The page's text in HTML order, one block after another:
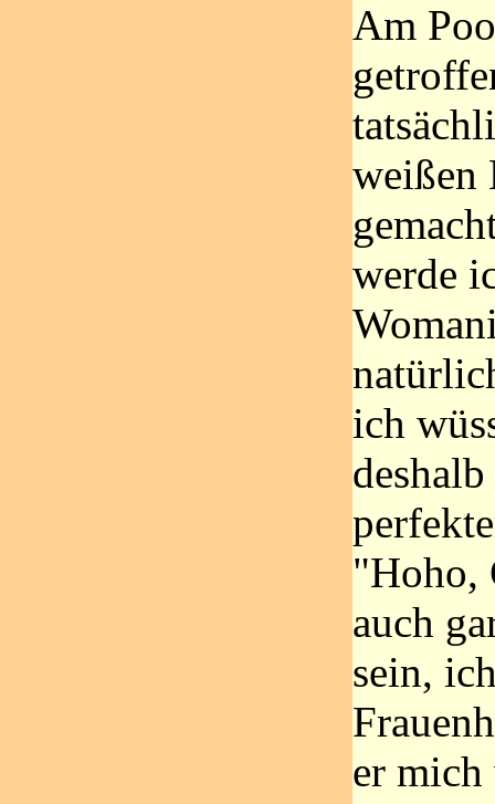
Am
weißen
werde
ich
"Hoho,
auch
sein,
er mich